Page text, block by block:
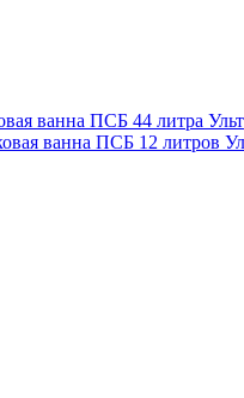
ванна ПСБ 44 литра
ванна ПСБ 12 литров